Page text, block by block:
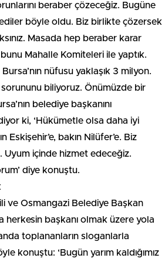
beraber çözeceğiz. Bugüne
böyle oldu. Biz birlikte çözersek
Masada hep beraber karar
Mahalle Komiteleri ile yaptık.
nüfusu yaklaşık 3 milyon.
biliyoruz. Önümüzde bir
belediye başkanını
ki, ‘Hükümetle olsa daha iyi
Eskişehir’e, bakın Nilüfer’e. Biz
Uyum içinde hizmet edeceğiz.
diye konuştu.
ve Osmangazi Belediye Başkan
herkesin başkanı olmak üzere yola
toplananların sloganlarla
konuştu: ‘Bugün yarım kaldığımız